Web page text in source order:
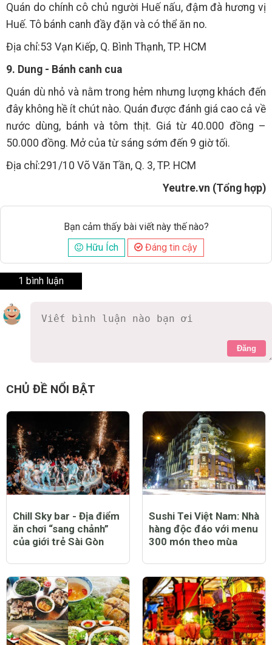
Quán do chính cô chủ người Huế nấu, đậm đà hương vị
Huế. Tô bánh canh đầy đặn và có thể ăn no.
Địa chỉ:53 Vạn Kiếp, Q. Bình Thạnh, TP. HCM
9. Dung - Bánh canh cua
Quán dù nhỏ và nằm trong hẻm nhưng lượng khách đến
đây không hề ít chút nào. Quán được đánh giá cao cả về
nước dùng, bánh và tôm thịt. Giá từ 40.000 đồng –
50.000 đồng. Mở của từ sáng sớm đến 9 giờ tối.
Địa chỉ:291/10 Võ Văn Tần, Q. 3, TP. HCM
Yeutre.vn (Tổng hợp)
Bạn cảm thấy bài viết này thế nào?
Hữu Ích
Đáng tin cậy
1 bình luận
Đăng
Hoa Tử Đằng
Mình hay ăn bánh canh cua ở hẻm trên đường Nguyễn
Thị MInh Khai, gần ngay ngã tư Đinh Tiên Hoàng -
Nguyễn THị MInh Khai. Quán này do hai cô chủ đã lớn
tuổi nấu. Giá cũng rẻ, khoảng 25-30k/ tô. Mình nghĩ
nên xếp quán này vô một trong những quán ngon giá rẻ.
:)
0 Thích Trả lời Báo cáo vi phạm
CHỦ ĐỀ NỔI BẬT